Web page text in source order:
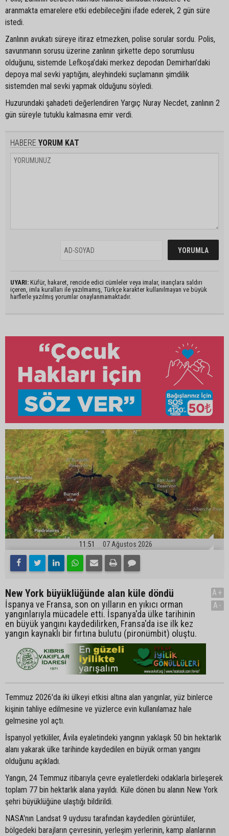
aranmakta emarelere etki edebileceğini ifade ederek, 2 gün süre
istedi.
Zanlının avukatı süreye itiraz etmezken, polise sorular sordu. Polis,
savunmanın sorusu üzerine zanlının şirkette depo sorumlusu
olduğunu, sistemde Lefkoşa’daki merkez depodan Demirhan’daki
depoya mal sevki yaptığını, aleyhindeki suçlamanın şimdilik
sistemden mal sevki yapmak olduğunu söyledi.
Huzurundaki şahadeti değerlendiren Yargıç Nuray Necdet, zanlının 2
gün süreyle tutuklu kalmasına emir verdi.
HABERE YORUM KAT
UYARI: Küfür, hakaret, rencide edici cümleler veya imalar, inançlara saldırı
içeren, imla kuralları ile yazılmamış, Türkçe karakter kullanılmayan ve büyük
harflerle yazılmış yorumlar onaylanmamaktadır.
11:51 07 Ağustos 2026
New York büyüklüğünde alan küle döndü
İspanya ve Fransa, son on yılların en yıkıcı orman
yangınlarıyla mücadele etti. İspanya'da ülke tarihinin
en büyük yangını kaydedilirken, Fransa'da ise ilk kez
yangın kaynaklı bir fırtına bulutu (pironümbit) oluştu.
A+
A-
Temmuz 2026'da iki ülkeyi etkisi altına alan yangınlar, yüz binlerce
kişinin tahliye edilmesine ve yüzlerce evin kullanılamaz hale
gelmesine yol açtı.
İspanyol yetkililer, Ávila eyaletindeki yangının yaklaşık 50 bin hektarlık
alanı yakarak ülke tarihinde kaydedilen en büyük orman yangını
olduğunu açıkladı.
Yangın, 24 Temmuz itibarıyla çevre eyaletlerdeki odaklarla birleşerek
toplam 77 bin hektarlık alana yayıldı. Küle dönen bu alanın New York
şehri büyüklüğüne ulaştığı bildirildi.
NASA'nın Landsat 9 uydusu tarafından kaydedilen görüntüler,
bölgedeki barajların çevresinin, yerleşim yerlerinin, kamp alanlarının